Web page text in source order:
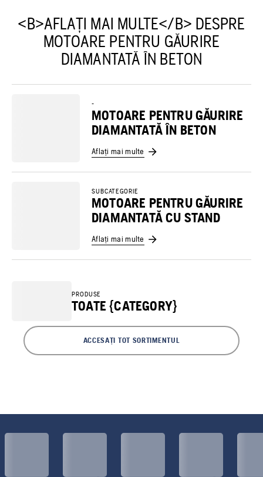
<B>AFLAȚI MAI MULTE</B> DESPRE
MOTOARE PENTRU GĂURIRE
DIAMANTATĂ ÎN BETON
-
MOTOARE PENTRU GĂURIRE
DIAMANTATĂ ÎN BETON
Aflați mai multe
SUBCATEGORIE
MOTOARE PENTRU GĂURIRE
DIAMANTATĂ CU STAND
Aflați mai multe
PRODUSE
TOATE {CATEGORY}
ACCESAȚI TOT SORTIMENTUL